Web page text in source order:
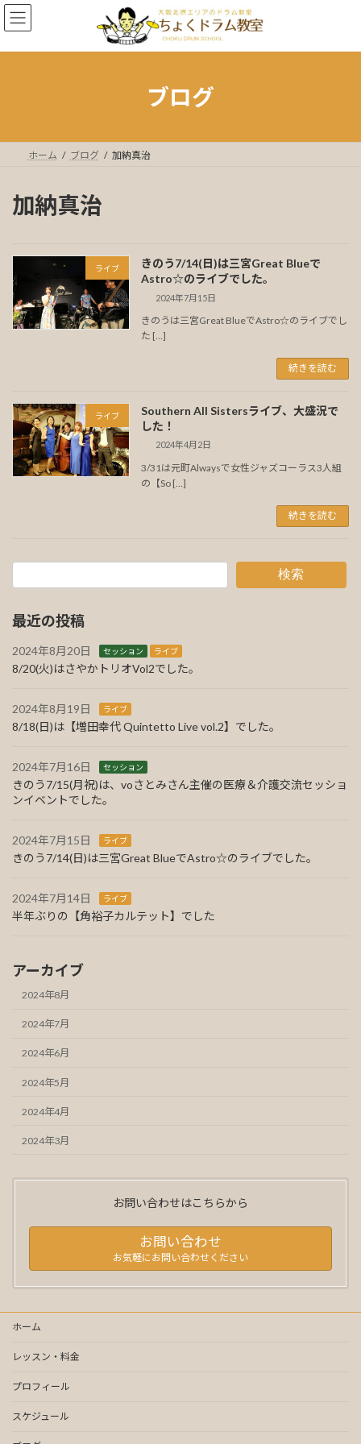
コ
ン
ン
ナ
ビ
ー
ブログ
ホーム ブログ 加納真治
加納真治
ライブ
きのう7/14(日)は三宮Great Blueで
Astro☆のライブでした。
2024年7月15日
きのうは三宮Great BlueでAstro☆のライブでし
た […]
続きを読む
ライブ
Southern All Sistersライブ、大盛況で
した！
2024年4月2日
3/31は元町Alwaysで女性ジャズコーラス3人組
の【So […]
続きを読む
検索
最近の投稿
2024年8月20日 セッション ライブ
8/20(火)はさやかトリオVol2でした。
2024年8月19日 ライブ
8/18(日)は【増田幸代 Quintetto Live vol.2】でした。
2024年7月16日 セッション
きのう7/15(月祝)は、voさとみさん主催の医療＆介護交流セッショ
ンイベントでした。
2024年7月15日 ライブ
きのう7/14(日)は三宮Great BlueでAstro☆のライブでした。
2024年7月14日 ライブ
半年ぶりの【角裕子カルテット】でした
アーカイブ
2024年8月
2024年7月
2024年6月
2024年5月
2024年4月
2024年3月
お問い合わせはこちらから
お問い合わせ
お気軽にお問い合わせください
ホーム
レッスン・料金
プロフィール
スケジュール